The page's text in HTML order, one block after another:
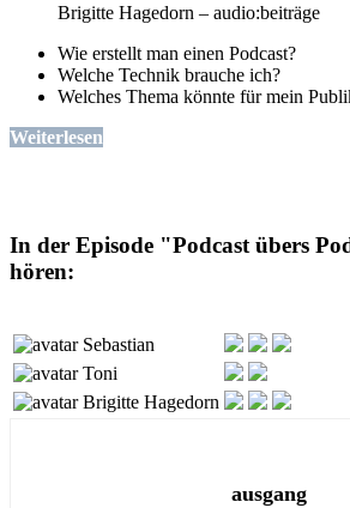
Brigitte Hagedorn – audio:beiträge
Wie erstellt man einen Podcast?
Welche Technik brauche ich?
Welches Thema könnte für mein
Weiterlesen
In der Episode "Podcast übers
hören:
Sebastian
Toni
Brigitte Hagedorn
ausgang